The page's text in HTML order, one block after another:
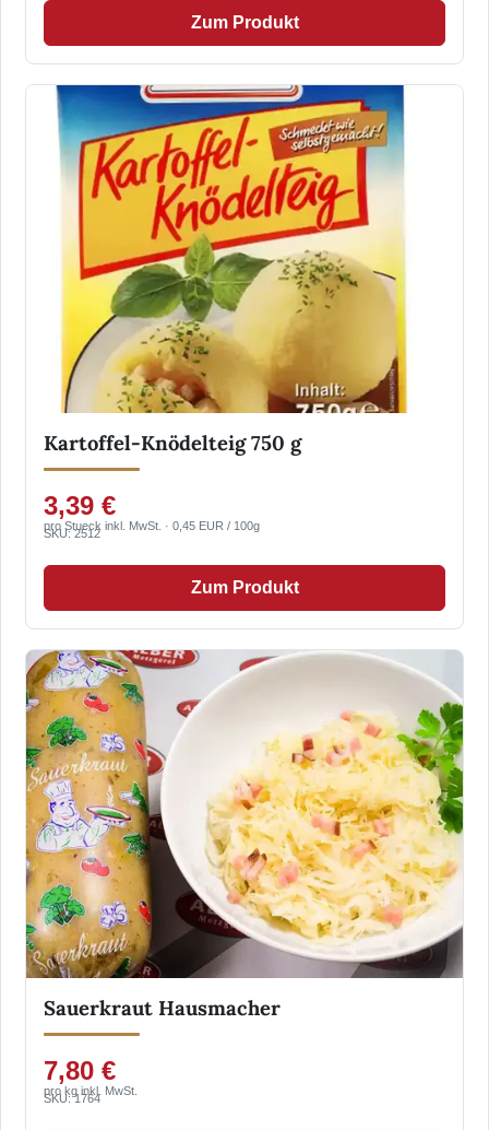
Zum Produkt
Kartoffel-Knödelteig 750 g
3,39 €
pro Stueck inkl. MwSt. · 0,45 EUR / 100g
SKU: 2512
Zum Produkt
Sauerkraut Hausmacher
7,80 €
pro kg inkl. MwSt.
SKU: 1764